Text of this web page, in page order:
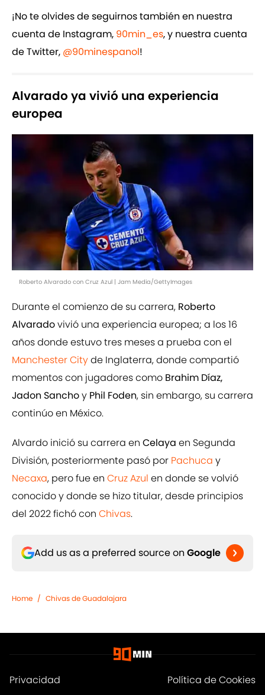
¡No te olvides de seguirnos también en nuestra
cuenta de Instagram, 90min_es, y nuestra cuenta
de Twitter, @90minespanol!
Alvarado ya vivió una experiencia
europea
Roberto Alvarado con Cruz Azul | Jam Media/GettyImages
Durante el comienzo de su carrera, Roberto
Alvaradovivió una experiencia europea; a los 16
años donde estuvo tres meses a prueba con el
Manchester Cityde Inglaterra, donde compartió
momentos con jugadores como Brahim Díaz,
Jadon Sanchoy Phil Foden, sin embargo, su carrera
continúo en México.
Alvardo inició su carrera en Celaya en Segunda
División, posteriormente pasó por Pachuca y
Necaxa, pero fue en Cruz Azul en donde se volvió
conocido y donde se hizo titular, desde principios
del 2022 fichó con Chivas.
Add us as a preferred source on Google
Home / Chivas de Guadalajara
Privacidad
Política de Cookies